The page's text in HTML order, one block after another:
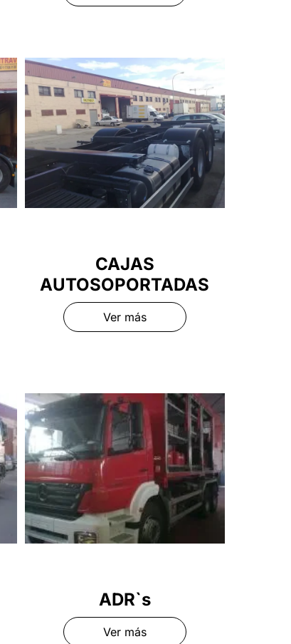
CAJAS
AUTOSOPORTADAS
Ver más
ADR`s
Ver más